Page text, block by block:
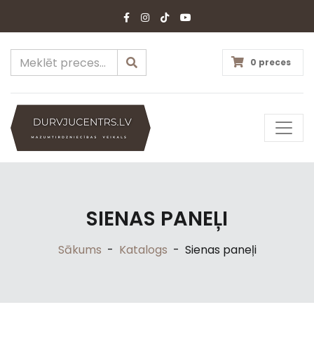
0 preces
SIENAS PANEĻI
Sākums - Katalogs - Sienas paneļi